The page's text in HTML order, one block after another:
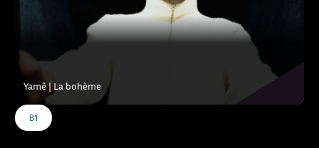
Yamê | La bohème
B1